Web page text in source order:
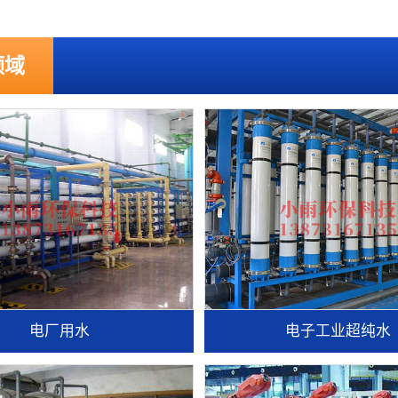
域
电厂用水 电子工业超纯水